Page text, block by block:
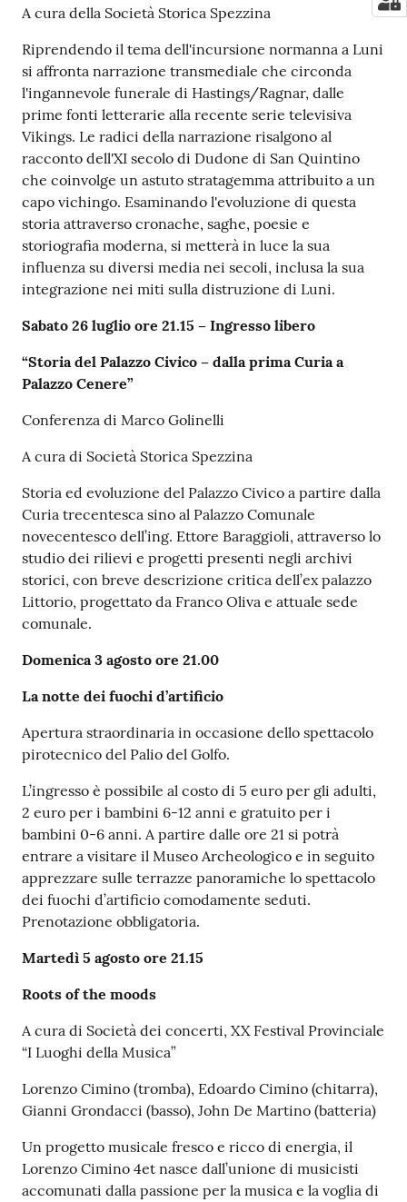
A cura della Società Storica Spezzina
Riprendendo il tema dell'incursione normanna a Luni
si affronta narrazione transmediale che circonda
l'ingannevole funerale di Hastings/Ragnar, dalle
prime fonti letterarie alla recente serie televisiva
Vikings. Le radici della narrazione risalgono al
racconto dell'XI secolo di Dudone di San Quintino
che coinvolge un astuto stratagemma attribuito a un
capo vichingo. Esaminando l'evoluzione di questa
storia attraverso cronache, saghe, poesie e
storiografia moderna, si metterà in luce la sua
influenza su diversi media nei secoli, inclusa la sua
integrazione nei miti sulla distruzione di Luni.
Sabato 26 luglio ore 21.15 – Ingresso libero
“Storia del Palazzo Civico – dalla prima Curia a
Palazzo Cenere”
Conferenza di Marco Golinelli
A cura di Società Storica Spezzina
Storia ed evoluzione del Palazzo Civico a partire dalla
Curia trecentesca sino al Palazzo Comunale
novecentesco dell’ing. Ettore Baraggioli, attraverso lo
studio dei rilievi e progetti presenti negli archivi
storici, con breve descrizione critica dell’ex palazzo
Littorio, progettato da Franco Oliva e attuale sede
comunale.
Domenica 3 agosto ore 21.00
La notte dei fuochi d’artificio
Apertura straordinaria in occasione dello spettacolo
pirotecnico del Palio del Golfo.
L’ingresso è possibile al costo di 5 euro per gli adulti,
2 euro per i bambini 6-12 anni e gratuito per i
bambini 0-6 anni. A partire dalle ore 21 si potrà
entrare a visitare il Museo Archeologico e in seguito
apprezzare sulle terrazze panoramiche lo spettacolo
dei fuochi d’artificio comodamente seduti.
Prenotazione obbligatoria.
Martedì 5 agosto ore 21.15
Roots of the moods
A cura di Società dei concerti, XX Festival Provinciale
“I Luoghi della Musica”
Lorenzo Cimino (tromba), Edoardo Cimino (chitarra),
Gianni Grondacci (basso), John De Martino (batteria)
Un progetto musicale fresco e ricco di energia, il
Lorenzo Cimino 4et nasce dall’unione di musicisti
accomunati dalla passione per la musica e la voglia di